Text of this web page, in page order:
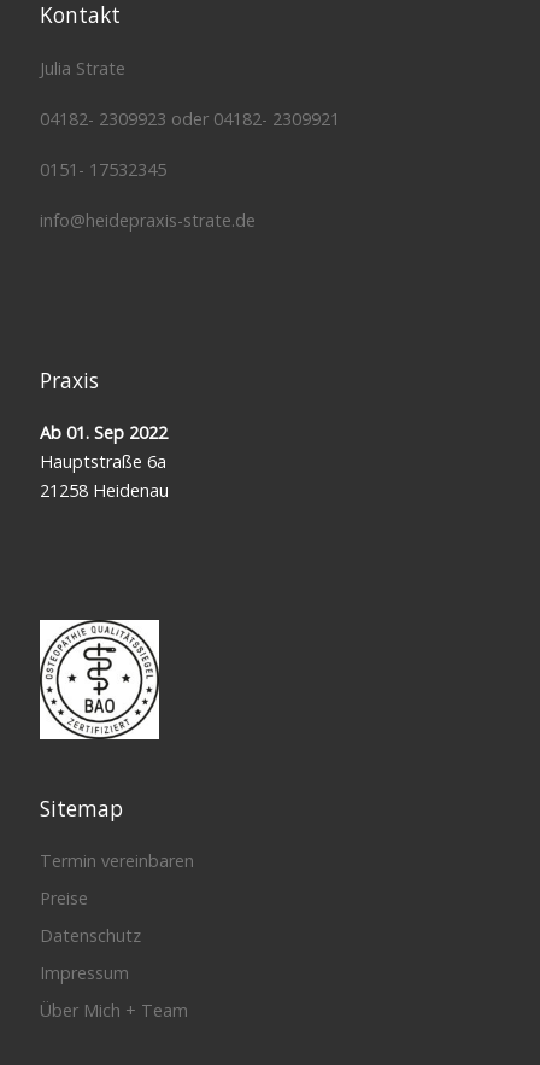
Kontakt
Julia Strate
04182- 2309923 oder 04182- 2309921
0151- 17532345
info@heidepraxis-strate.de
Praxis
Ab 01. Sep 2022
Hauptstraße 6a
21258 Heidenau
Sitemap
Termin vereinbaren
Preise
Datenschutz
Impressum
Über Mich + Team